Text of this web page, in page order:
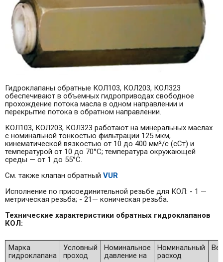
Гидроклапаны обратные КОЛ103, КОЛ203, КОЛ323
обеспечивают в объемных гидроприводах свободное
прохождение потока масла в одном направлении и
перекрытие потока в обратном направлении.
КОЛ103, КОЛ203, КОЛ323 работают на минеральных маслах
с номинальной тонкостью фильтрации 125 мкм,
кинематической вязкостью от 10 до 400 мм²/с (сСт) и
температурой от 10 до 70°С; температура окружающей
среды — от 1 до 55°С.
См. также клапан обратный VUR
Исполнение по присоединительной резьбе для КОЛ: - 1 —
метрическая резьба; - 21— коническая резьба.
Технические характеристики обратных гидроклапанов
КОЛ:
Марка
гидроклапана
Условный
проход
Номинальное
давление на
Номинальный
расход